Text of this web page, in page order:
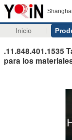
Inicio
.11.848.401.1535
para los